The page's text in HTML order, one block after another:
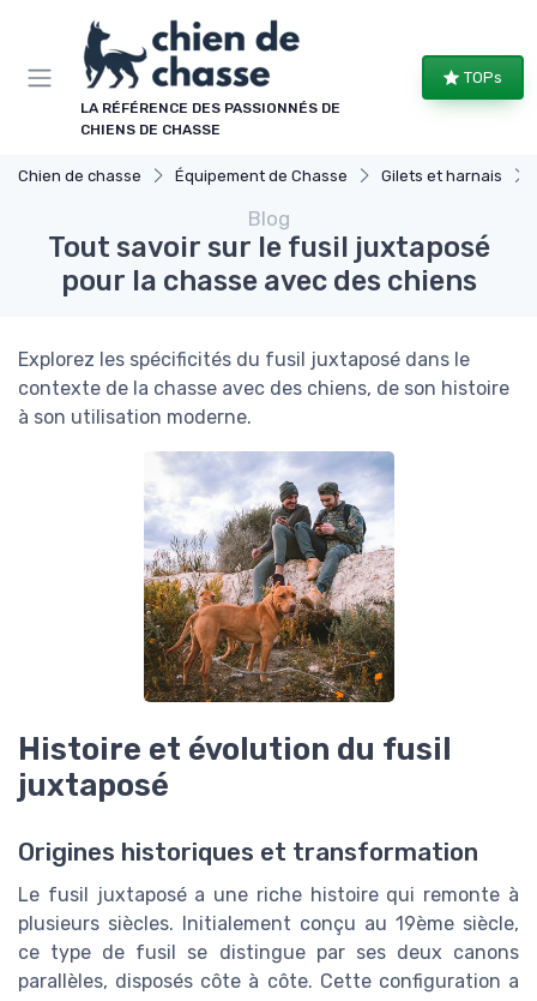
LA RÉFÉRENCE DES PASSIONNÉS DE
CHIENS DE CHASSE
TOPs
Chien de chasse Équipement de Chasse Gilets et harnais
Blog
Tout savoir sur le fusil juxtaposé
pour la chasse avec des chiens
Explorez les spécificités du fusil juxtaposé dans le
contexte de la chasse avec des chiens, de son histoire
à son utilisation moderne.
Histoire et évolution du fusil
juxtaposé
Origines historiques et transformation
Le fusil juxtaposé a une riche histoire qui remonte à
plusieurs siècles. Initialement conçu au 19ème siècle,
ce type de fusil se distingue par ses deux canons
parallèles, disposés côte à côte. Cette configuration a
Panneau de gestion des cookies